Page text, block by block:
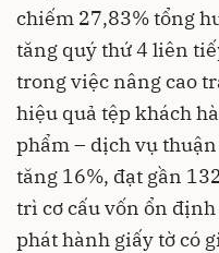
chiếm 27,83% tổng
tăng quý thứ 4 liên
trong việc nâng cao
hiệu quả tệp khách
phẩm – dịch vụ
tăng 16%, đạt gần
trì cơ cấu vốn ổn
phát hành giấy tờ có